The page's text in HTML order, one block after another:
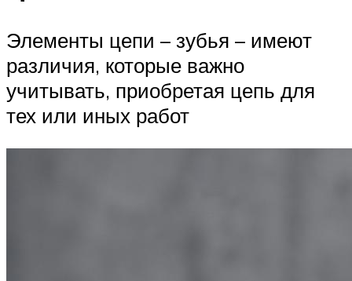
Элементы цепи – зубья – имеют
различия, которые важно
учитывать, приобретая цепь для
тех или иных работ